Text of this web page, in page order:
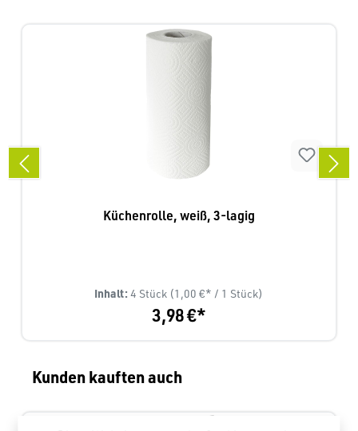
Küchenrolle, weiß, 3-lagig
Inhalt:4 Stück (1,00 €* / 1 Stück)
3,98 €*
Produktgalerie überspringen
Kunden kauften auch